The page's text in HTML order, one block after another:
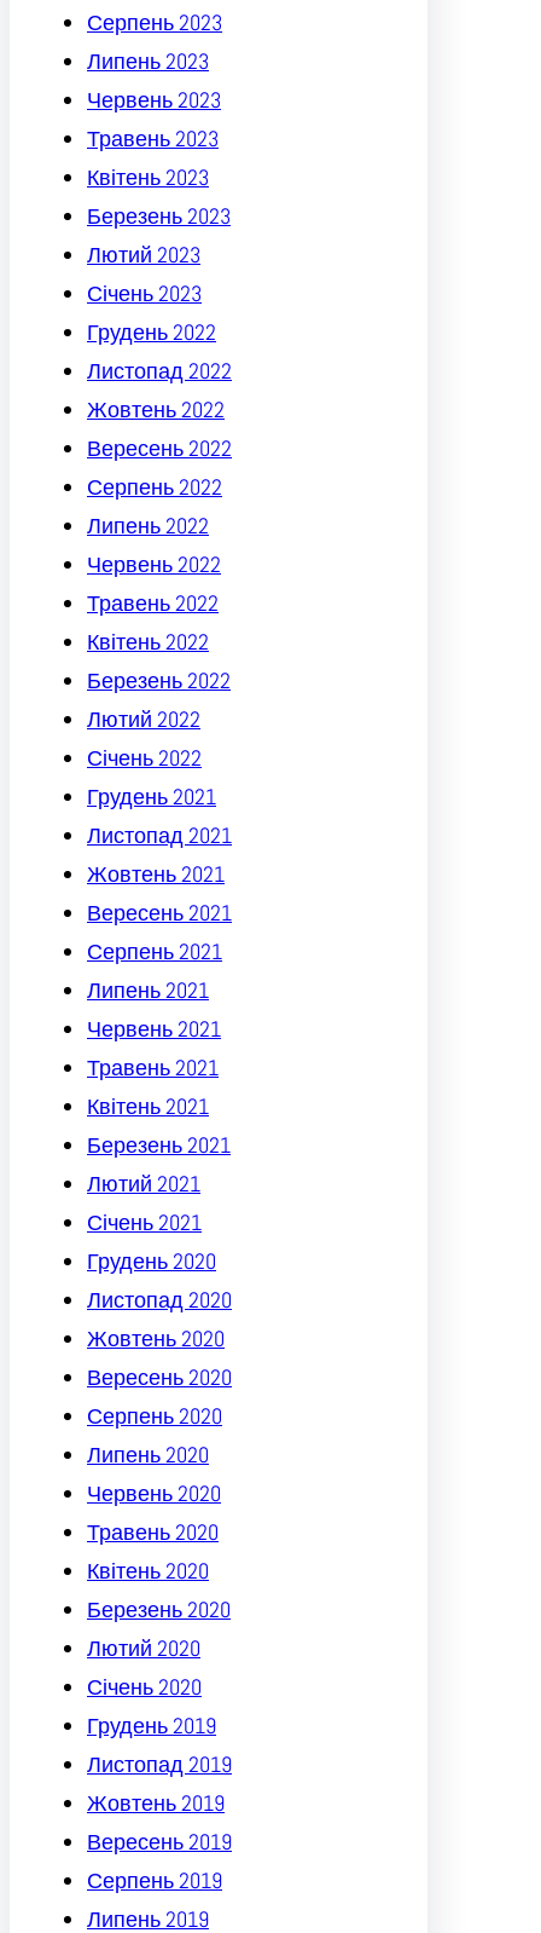
Серпень 2023
Липень 2023
Червень 2023
Травень 2023
Квітень 2023
Березень 2023
Лютий 2023
Січень 2023
Грудень 2022
Листопад 2022
Жовтень 2022
Вересень 2022
Серпень 2022
Липень 2022
Червень 2022
Травень 2022
Квітень 2022
Березень 2022
Лютий 2022
Січень 2022
Грудень 2021
Листопад 2021
Жовтень 2021
Вересень 2021
Серпень 2021
Липень 2021
Червень 2021
Травень 2021
Квітень 2021
Березень 2021
Лютий 2021
Січень 2021
Грудень 2020
Листопад 2020
Жовтень 2020
Вересень 2020
Серпень 2020
Липень 2020
Червень 2020
Травень 2020
Квітень 2020
Березень 2020
Лютий 2020
Січень 2020
Грудень 2019
Листопад 2019
Жовтень 2019
Вересень 2019
Серпень 2019
Липень 2019